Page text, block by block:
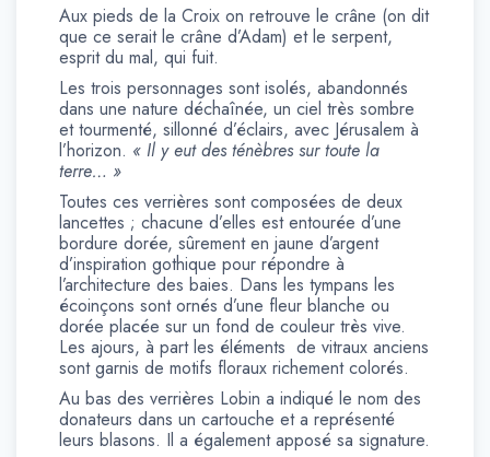
Aux pieds de la Croix on retrouve le crâne (on dit
que ce serait le crâne d’Adam) et le serpent,
esprit du mal, qui fuit.
Les trois personnages sont isolés, abandonnés
dans une nature déchaînée, un ciel très sombre
et tourmenté, sillonné d’éclairs, avec Jérusalem à
l’horizon. « Il y eut des ténèbres sur toute la
terre… »
Toutes ces verrières sont composées de deux
lancettes ; chacune d’elles est entourée d’une
bordure dorée, sûrement en jaune d’argent
d’inspiration gothique pour répondre à
l’architecture des baies. Dans les tympans les
écoinçons sont ornés d’une fleur blanche ou
dorée placée sur un fond de couleur très vive.
Les ajours, à part les éléments de vitraux anciens
sont garnis de motifs floraux richement colorés.
Au bas des verrières Lobin a indiqué le nom des
donateurs dans un cartouche et a représenté
leurs blasons. Il a également apposé sa signature.